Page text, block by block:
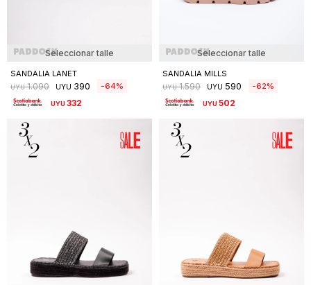
Seleccionar talle
SANDALIA LANET
UYU 1.090 UYU 390 64
UYU332
Seleccionar talle
SANDALIA MILLS
UYU 1.590 UYU 590 62
UYU502